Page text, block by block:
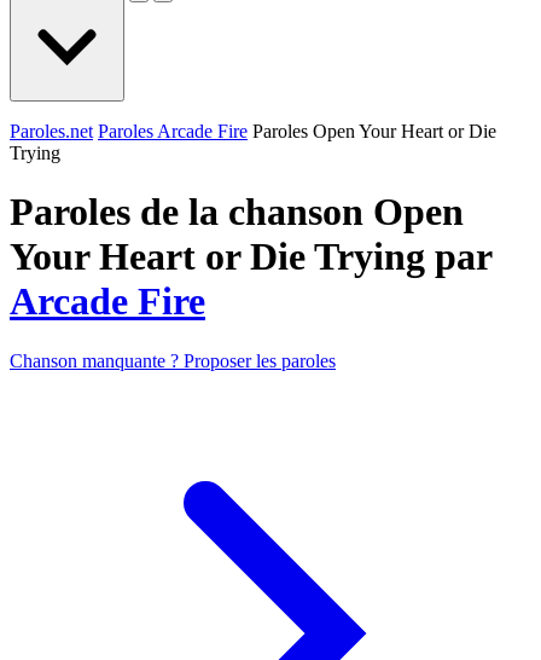
Paroles.net Paroles Arcade Fire Paroles Open Your Heart or Die
Trying
Paroles de la chanson Open
Your Heart or Die Trying par
Arcade Fire
Chanson manquante ? Proposer les paroles